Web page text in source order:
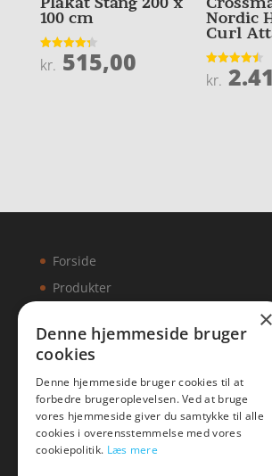
100 cm
Vurderet
4.3
kr. 515,00
Nordic
Curl
Vurderet
4.5
kr.
Forside
Produkter
Artikler
Malawigruppen
×
Denne hjemmeside bruger
cookies
Denne hjemmeside bruger cookies til at
forbedre brugeroplevelsen. Ved at bruge
vores hjemmeside giver du samtykke til alle
cookies i overensstemmelse med vores
cookiepolitik. Læs mere